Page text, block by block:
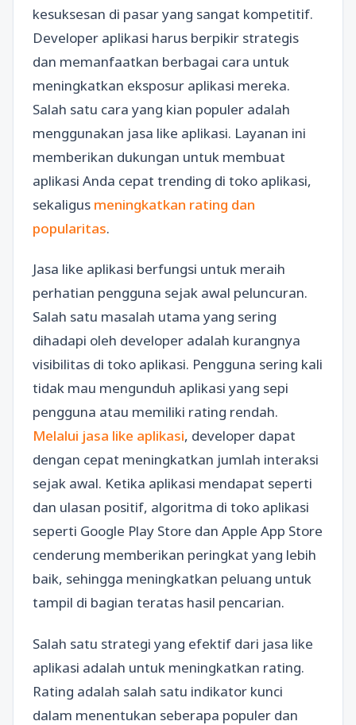
kesuksesan di pasar yang sangat kompetitif.
Developer aplikasi harus berpikir strategis
dan memanfaatkan berbagai cara untuk
meningkatkan eksposur aplikasi mereka.
Salah satu cara yang kian populer adalah
menggunakan jasa like aplikasi. Layanan ini
memberikan dukungan untuk membuat
aplikasi Anda cepat trending di toko aplikasi,
sekaligus meningkatkan rating dan
popularitas.
Jasa like aplikasi berfungsi untuk meraih
perhatian pengguna sejak awal peluncuran.
Salah satu masalah utama yang sering
dihadapi oleh developer adalah kurangnya
visibilitas di toko aplikasi. Pengguna sering kali
tidak mau mengunduh aplikasi yang sepi
pengguna atau memiliki rating rendah.
Melalui jasa like aplikasi, developer dapat
dengan cepat meningkatkan jumlah interaksi
sejak awal. Ketika aplikasi mendapat seperti
dan ulasan positif, algoritma di toko aplikasi
seperti Google Play Store dan Apple App Store
cenderung memberikan peringkat yang lebih
baik, sehingga meningkatkan peluang untuk
tampil di bagian teratas hasil pencarian.
Salah satu strategi yang efektif dari jasa like
aplikasi adalah untuk meningkatkan rating.
Rating adalah salah satu indikator kunci
dalam menentukan seberapa populer dan